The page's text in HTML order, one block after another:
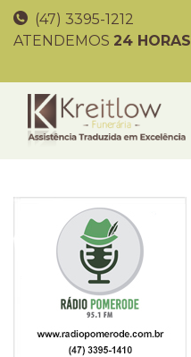
(47) 3395-1212
ATENDEMOS 24 HORAS